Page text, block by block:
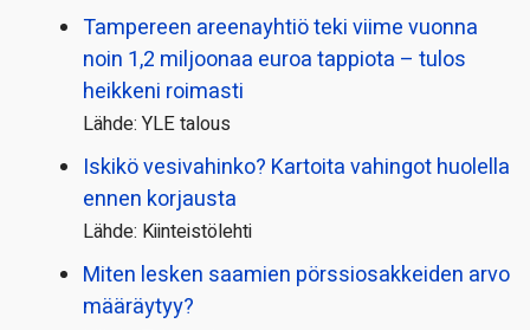
Tampereen areenayhtiö teki viime vuonna
noin 1,2 miljoonaa euroa tappiota – tulos
heikkeni roimasti
Lähde: YLE talous
Iskikö vesivahinko? Kartoita vahingot huolella
ennen korjausta
Lähde: Kiinteistölehti
Miten lesken saamien pörssi­osakkeiden arvo
määräytyy?